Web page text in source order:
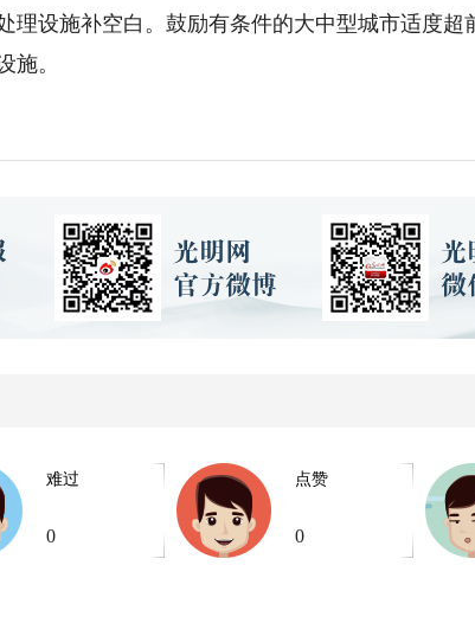
设施补空白。鼓励有条件的大中型城市适度超
施。
难过
0
点赞
0